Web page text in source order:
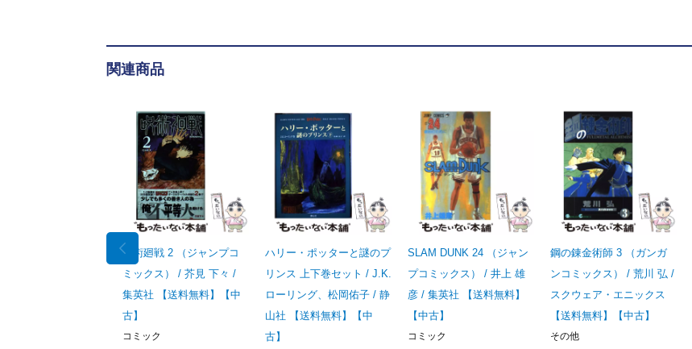
関連商品
呪術廻戦 2 （ジャンプコ
ミックス） / 芥見 下々 /
集英社 【送料無料】【中
古】
コミック
ハリー・ポッターと謎のプ
リンス 上下巻セット / J.K.
ローリング、松岡佑子 / 静
山社 【送料無料】【中
古】
SLAM DUNK 24 （ジャン
プコミックス） / 井上 雄
彦 / 集英社 【送料無料】
【中古】
コミック
鋼の錬金術師 3 （ガンガ
ンコミックス） / 荒川 弘 /
スクウェア・エニックス
【送料無料】【中古】
その他